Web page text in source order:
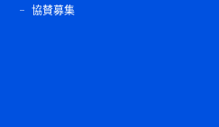
協賛募集